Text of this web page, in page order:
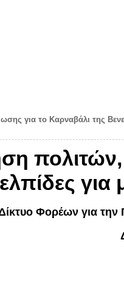
για το Καρναβάλι της
Φορέων για